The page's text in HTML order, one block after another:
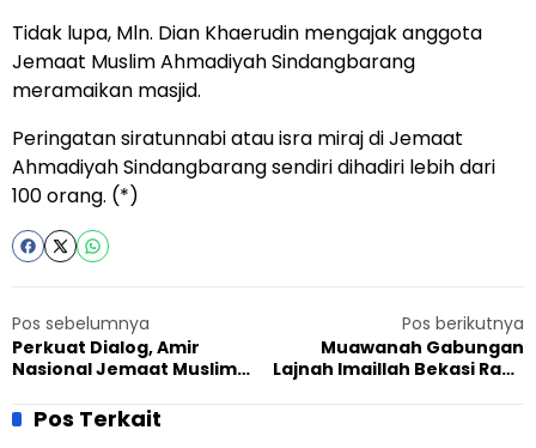
Tidak lupa, Mln. Dian Khaerudin mengajak anggota
Jemaat Muslim Ahmadiyah Sindangbarang
meramaikan masjid.
Peringatan siratunnabi atau isra miraj di Jemaat
Ahmadiyah Sindangbarang sendiri dihadiri lebih dari
100 orang. (*)
Pos sebelumnya
Perkuat Dialog, Amir
Nasional Jemaat Muslim
Temui Stafsus Menteri
Hukum
Pos berikutnya
Muawanah Gabungan
Lajnah Imaillah Bekasi Raya
Pos Terkait